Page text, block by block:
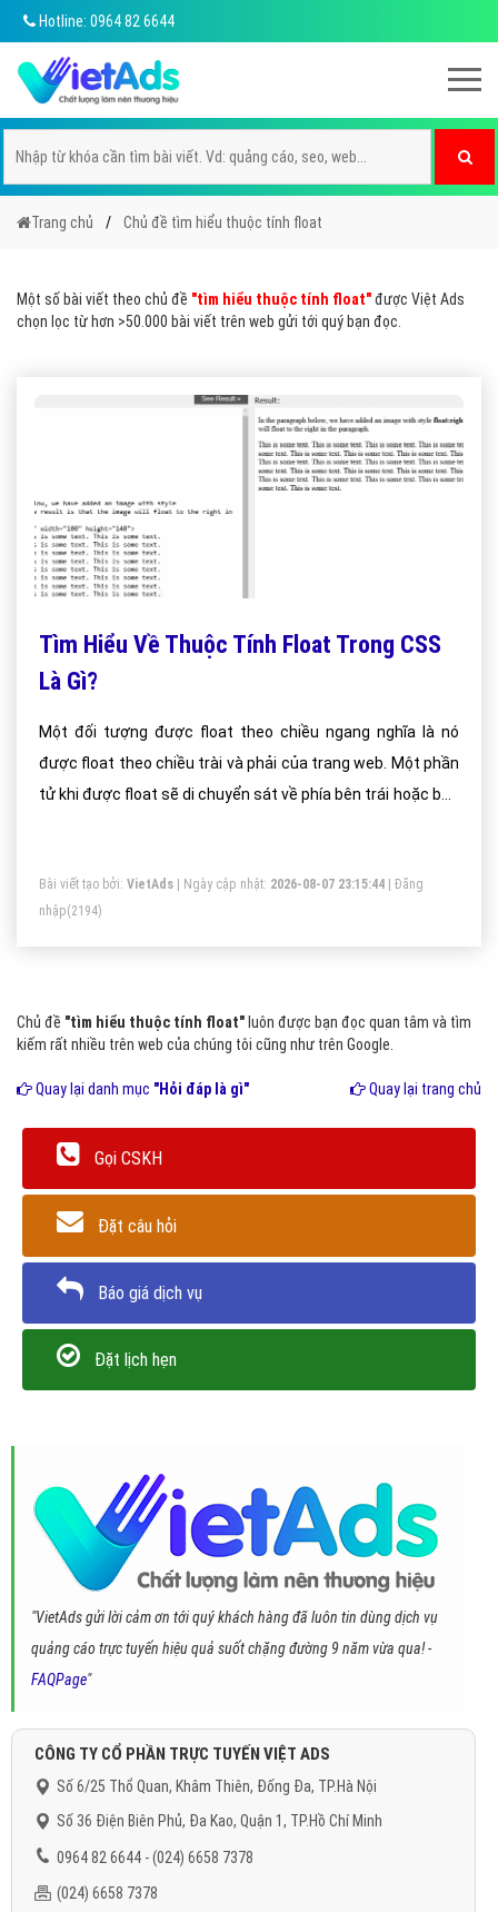
Hotline: 0964 82 6644
Trang chủ Chủ đề tìm hiểu thuộc tính float
Một số bài viết theo chủ đề "tìm hiểu thuộc tính float"được Việt Ads
chọn lọc từ hơn >50.000 bài viết trên web gửi tới quý bạn đọc.
Tìm Hiểu Về Thuộc Tính Float Trong CSS
Là Gì?
Một đối tượng được float theo chiều ngang nghĩa là nó
được float theo chiều trài và phải của trang web. Một phần
tử khi được float sẽ di chuyển sát về phía bên trái hoặc bên
không có gì thay đổi
Bài viết tạo bởi: VietAds | Ngày cập nhật: 2026-08-07 23:15:44
Đăng
nhập(2194)
Chủ đề "tìm hiểu thuộc tính float" luôn được bạn đọc quan tâm và tìm
kiếm rất nhiều trên web của chúng tôi cũng như trên Google.
Quay lại danh mục "Hỏi đáp là gì" Quay lại trang chủ
Gọi CSKH
Đặt câu hỏi
Báo giá dịch vụ
Đặt lịch hẹn
"VietAds gửi lời cảm ơn tới quý khách hàng đã luôn tin dùng dịch vụ
quảng cáo trực tuyến hiệu quả suốt chặng đường 9 năm vừa qua! -
FAQPage"
CÔNG TY CỔ PHẦN TRỰC TUYẾN VIỆT ADS
Số 6/25 Thổ Quan, Khâm Thiên, Đống Đa, TP.Hà Nội
Số 36 Điện Biên Phủ, Đa Kao, Quận 1, TP.Hồ Chí Minh
0964 82 6644 - (024) 6658 7378
(024) 6658 7378